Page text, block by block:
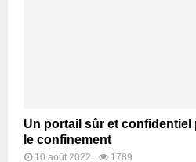
Un portail sûr et
le confinement
10 août 2022 1789